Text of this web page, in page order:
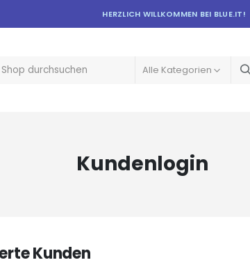
HERZLICH WILLKOMMEN BEI BLUE.IT!
Kundenlogin
Kunden